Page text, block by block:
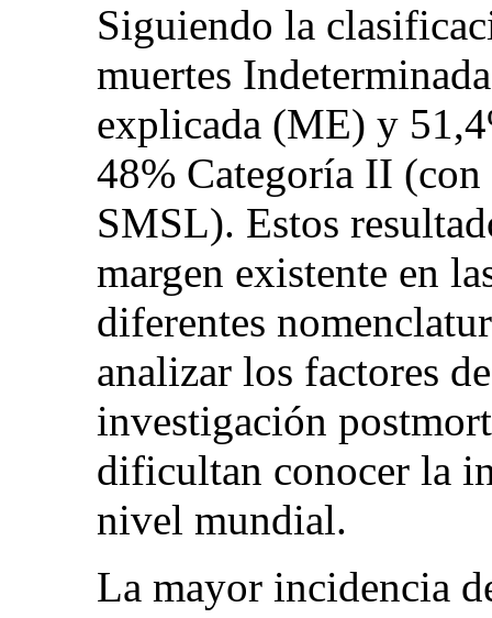
Siguiendo la
muertes
explicada (ME) y
48% Categoría II
SMSL). Estos
margen existente en
diferentes
analizar los factores
investigación
dificultan conocer la
nivel mundial.
La mayor incidencia